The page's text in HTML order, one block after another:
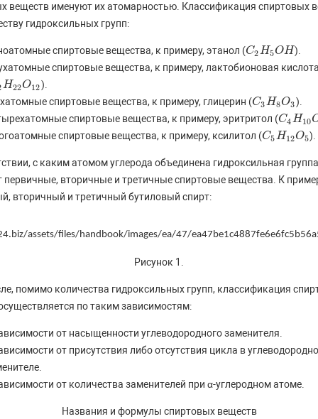
веществ именуют их атомарностью. Классификация спиртовых
гидроксильных групп:
спиртовые вещества, к примеру, этанол (C2H5OH
C2H5OH
).
спиртовые вещества, к примеру, лактобионовая
H22O12
H22O12).
спиртовые вещества, к примеру, глицерин (C3H8O3
C3H8O3 ).
спиртовые вещества, к примеру, эритритол (C4H10
C4H10O
спиртовые вещества, к примеру, ксилитол (C5H12O5
C5H12O5 ).
с каким атомом углерода объединена гидроксильная
первичные, вторичные и третичные спиртовые вещества. К
вторичный и третичный бутиловый спирт:
Рисунок 1.
помимо количества гидроксильных групп, классификация
по таким зависимостям:
от насыщенности углеводородного заменителя.
от присутствия либо отсутствия цикла в
от количества заменителей при α-углеродном атоме.
Названия и формулы спиртовых веществ